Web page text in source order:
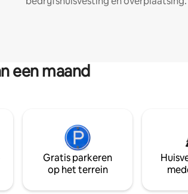
een maand
Gratis parkeren
op het terrein